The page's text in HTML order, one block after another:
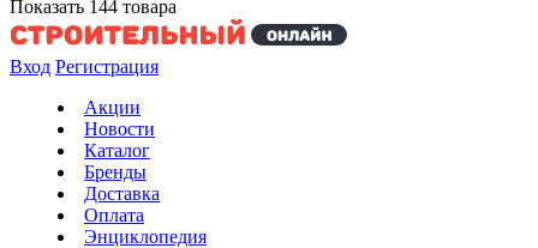
Показать 144 товара
Вход Регистрация
Акции
Новости
Каталог
Бренды
Доставка
Оплата
Энциклопедия